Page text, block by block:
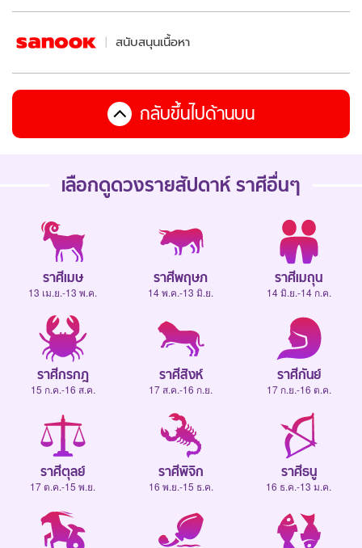
สนับสนุนเนื้อหา
กลับขึ้นไปด้านบน
เลือกดูดวงรายสัปดาห์ ราศีอื่นๆ
ราศีเมษ
13 เม.ย.-13 พ.ค.
ราศีพฤษภ
14 พ.ค.-13 มิ.ย.
ราศีเมถุน
14 มิ.ย.-14 ก.ค.
ราศีกรกฎ
15 ก.ค.-16 ส.ค.
ราศีสิงห์
17 ส.ค.-16 ก.ย.
ราศีกันย์
17 ก.ย.-16 ต.ค.
ราศีตุลย์
17 ต.ค.-15 พ.ย.
ราศีพิจิก
16 พ.ย.-15 ธ.ค.
ราศีธนู
16 ธ.ค.-13 ม.ค.